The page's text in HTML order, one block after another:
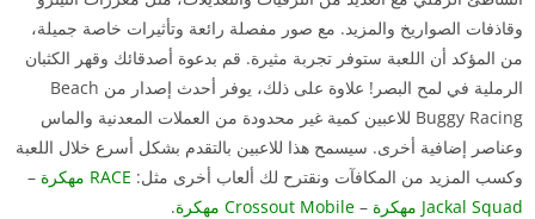
وقاذفات الصواريخ والمزيد. مع صور مفصلة رائعة وتأثيرات خاصة جميلة،
من المؤكد أن اللعبة ستوفر تجربة مثيرة. قم بدعوة أصدقائك وقهر الكثبان
الرملية في لمح البصر! علاوة على ذلك، يوفر أحدث إصدار من Beach
Buggy Racing للاعبين كمية غير محدودة من العملات المعدنية والماس
وعناصر إضافية أخرى. سيسمح هذا للاعبين بالتقدم بشكل أسرع خلال اللعبة
وكسب المزيد من المكافآت ونقترح لك ألعاب أخرى مثل: RACE مهكرة
–
Jackal Squad مهكرة
– Crossout Mobile مهكرة .